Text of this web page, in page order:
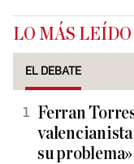
LO MÁS LEÍDO
EL DEBATE
Ferran
valencianista
su problema»